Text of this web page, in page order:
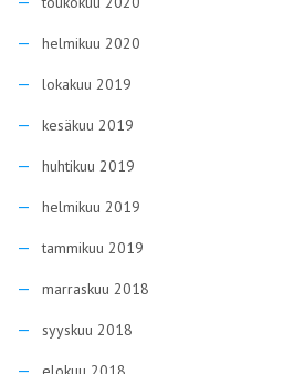
helmikuu 2020
lokakuu 2019
kesäkuu 2019
huhtikuu 2019
helmikuu 2019
tammikuu 2019
marraskuu 2018
syyskuu 2018